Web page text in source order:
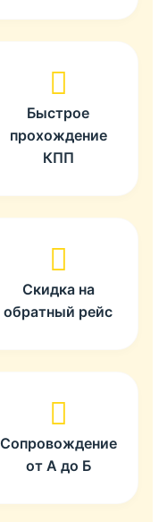
Быстрое
прохождение
КПП
Скидка на
обратный рейс
Сопровождение
от А до Б